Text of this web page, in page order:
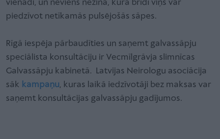
vienādi, un neviens nezina, kurā brīdī viņš var
piedzīvot netīkamās pulsējošās sāpes.
Rīgā iespēja pārbaudīties un saņemt galvassāpju
speciālista konsultāciju ir Vecmīlgrāvja slimnīcas
Galvassāpju kabinetā. Latvijas Neirologu asociācija
sāk kampaņu, kuras laikā iedzīvotāji bez maksas var
saņemt konsultācijas galvassāpju gadījumos.